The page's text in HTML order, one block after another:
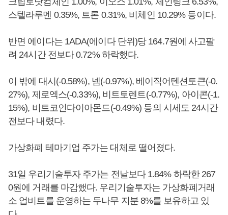
스텔라루멘 0.35%, 트론 0.31%, 비체인 10.29% 등이다.
반면 에이다는 1ADA(에이다 단위)당 164.7원에 사고팔
려 24시간 전보다 0.72% 하락했다.
이 밖에 대시(-0.58%), 넴(-0.97%), 베이직어텐션토큰(-0.
27%), 제로엑스(-0.33%), 비트토렌트(-0.77%), 아이콘(-1.
15%), 비트코인다이아몬드(-0.49%) 등의 시세도 24시간
전보다 내렸다.
가상화폐 테마기업 주가는 대체로 떨어졌다.
31일 우리기술투자 주가는 전날보다 1.84% 하락한 267
0원에 거래를 마감했다. 우리기술투자는 가상화폐거래
소 업비트를 운영하는 두나무 지분 8%를 보유하고 있